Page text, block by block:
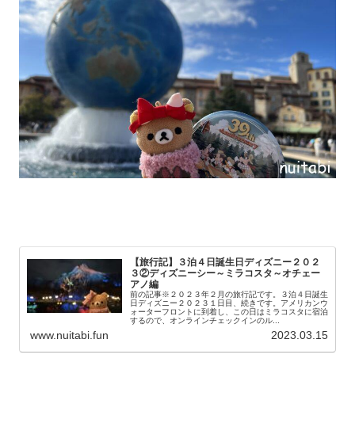
【旅行記】３泊４日誕生日ディズニー２０２
３②ディズニーシー～ミラコスタ～オチェー
アノ編
前の記事※２０２３年２月の旅行記です。３泊４日誕生
日ディズニー２０２３１日目、続きです。アメリカンウ
ォーターフロントに到着し、この日はミラコスタに宿泊
するので、オンラインチェックインのル...
www.nuitabi.fun 2023.03.15